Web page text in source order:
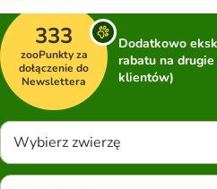
333
zooPunkty za
dołączenie do
Newslettera
Dodatkowo
rabatu na
klientów)
Wybierz zwierzę